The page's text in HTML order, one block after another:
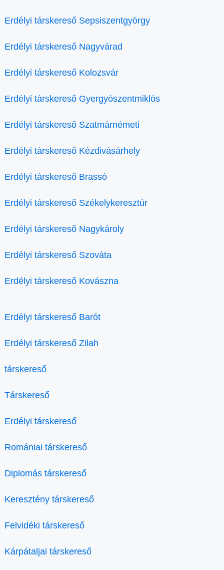
Erdélyi társkereső Sepsiszentgyörgy
Erdélyi társkereső Nagyvárad
Erdélyi társkereső Kolozsvár
Erdélyi társkereső Gyergyószentmiklós
Erdélyi társkereső Szatmárnémeti
Erdélyi társkereső Kézdivásárhely
Erdélyi társkereső Brassó
Erdélyi társkereső Székelykeresztúr
Erdélyi társkereső Nagykároly
Erdélyi társkereső Szováta
Erdélyi társkereső Kovászna
Erdélyi társkereső Barót
Erdélyi társkereső Zilah
társkereső
Társkereső
Erdélyi társkereső
Romániai társkereső
Diplomás társkereső
Keresztény társkereső
Felvidéki társkereső
Kárpátaljai társkereső